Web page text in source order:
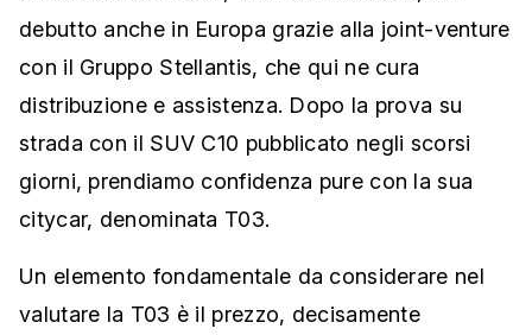
debutto anche in Europa grazie alla joint-venture
con il Gruppo Stellantis, che qui ne cura
distribuzione e assistenza. Dopo la prova su
strada con il SUV C10 pubblicato negli scorsi
giorni, prendiamo confidenza pure con la sua
citycar, denominata T03.
Un elemento fondamentale da considerare nel
valutare la T03 è il prezzo, decisamente